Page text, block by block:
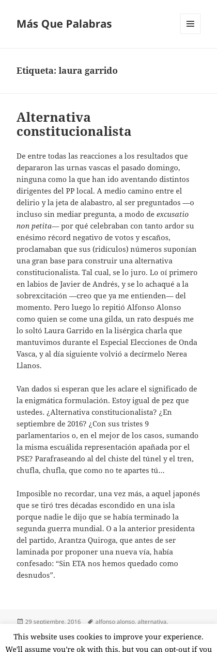
Más Que Palabras
Etiqueta:laura garrido
Alternativa
constitucionalista
De entre todas las reacciones a los resultados que
depararon las urnas vascas el pasado domingo,
ninguna como la que han ido aventando distintos
dirigentes del PP local. A medio camino entre el
delirio y la jeta de alabastro, al ser preguntados —o
incluso sin mediar pregunta, a modo deexcusatio
non petita— por qué celebraban con tanto ardor su
enésimo récord negativo de votos y escaños,
proclamaban que sus (ridículos) números suponían
una gran base para construir una alternativa
constitucionalista. Tal cual, se lo juro. Lo oí primero
en labios de Javier de Andrés, y se lo achaqué a la
sobrexcitación —creo que ya me entienden— del
momento. Pero luego lo repitió Alfonso Alonso
como quien se come una gilda, un rato después me
lo soltó Laura Garrido en la lisérgica charla que
mantuvimos durante el Especial Elecciones de Onda
Vasca, y al día siguiente volvió a decírmelo Nerea
Llanos.
Van dados si esperan que les aclare el significado de
la enigmática formulación. Estoy igual de pez que
ustedes. ¿Alternativa constitucionalista? ¿En
septiembre de 2016? ¿Con sus tristes 9
parlamentarios o, en el mejor de los casos, sumando
la misma escuálida representación apañada por el
PSE? Parafraseando al del chiste del túnel y el tren,
chufla, chufla, que como no te apartes tú…
Imposible no recordar, una vez más, a aquel japonés
que se tiró tres décadas escondido en una isla
porque nadie le dijo que se había terminado la
segunda guerra mundial. O a la anterior presidenta
del partido, Arantza Quiroga, que antes de ser
laminada por proponer una nueva vía, había
confesado: “Sin ETA nos hemos quedado como
desnudos”.
Publicado
29 septiembre, 2016 Etiquetas
alfonso alonso,alternativa,
laura garrido,nerea llanos,onda vasca,pp,pse 1 comentarioen
This website uses cookies to improve your experience.
We'll assume you're ok with this, but you can opt-out if you